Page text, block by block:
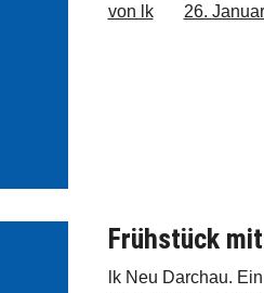
von lk 26.
Frühstück
lk Neu Darchau.